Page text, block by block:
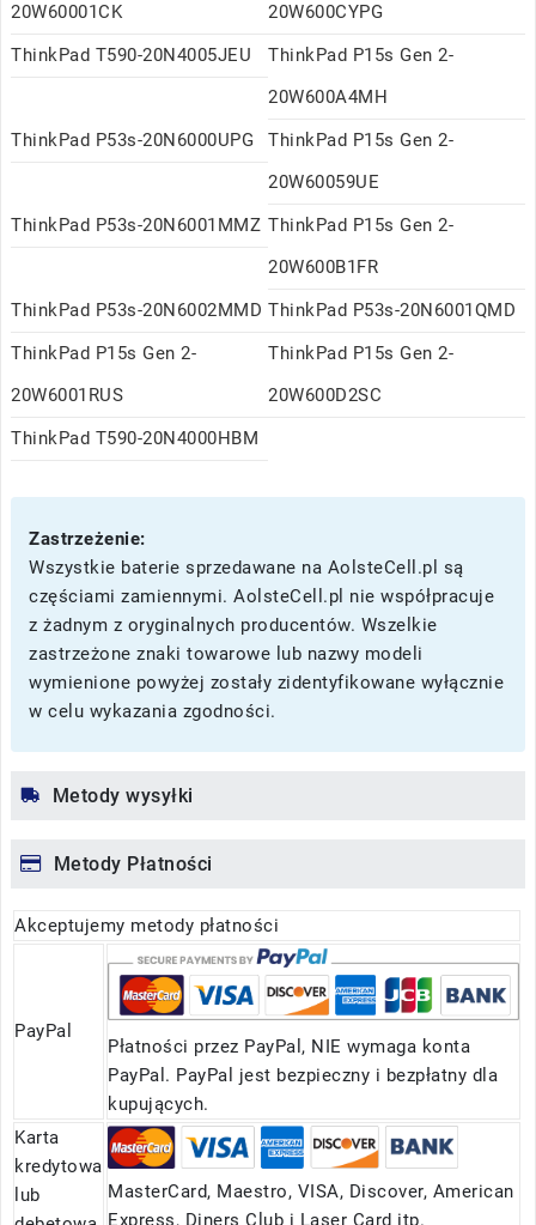
20W60001CK
20W600CYPG
ThinkPad T590-20N4005JEU
ThinkPad P15s Gen 2-
20W600A4MH
ThinkPad P53s-20N6000UPG
ThinkPad P15s Gen 2-
20W60059UE
ThinkPad P53s-20N6001MMZ ThinkPad P15s Gen 2-
20W600B1FR
ThinkPad P53s-20N6002MMD ThinkPad P53s-20N6001QMD
ThinkPad P15s Gen 2-
20W6001RUS
ThinkPad P15s Gen 2-
20W600D2SC
ThinkPad T590-20N4000HBM
Zastrzeżenie:
Wszystkie baterie sprzedawane na AolsteCell.pl są
częściami zamiennymi. AolsteCell.pl nie współpracuje
z żadnym z oryginalnych producentów. Wszelkie
zastrzeżone znaki towarowe lub nazwy modeli
wymienione powyżej zostały zidentyfikowane wyłącznie
w celu wykazania zgodności.
Metody wysyłki
Metody Płatności
Akceptujemy metody płatności
PayPal
Płatności przez PayPal, NIE wymaga konta
PayPal. PayPal jest bezpieczny i bezpłatny dla
kupujących.
Karta
kredytowa
lub
MasterCard, Maestro, VISA, Discover, American
Express, Diners Club i Laser Card itp.